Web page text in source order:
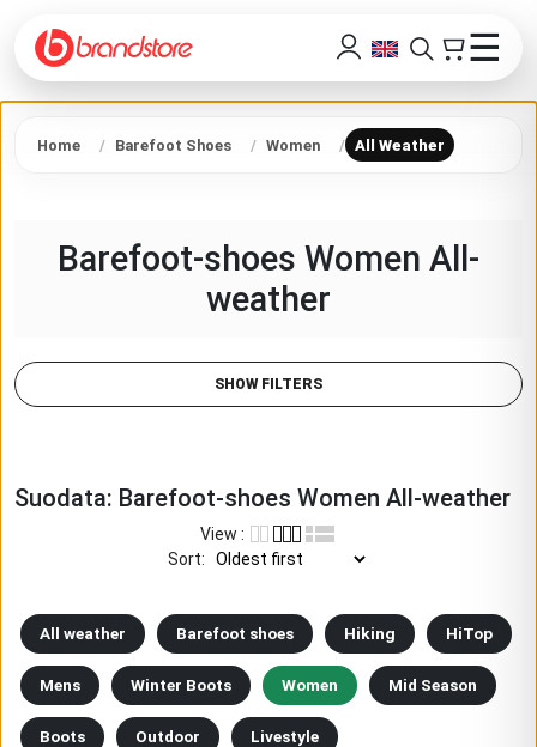
☰
Home Barefoot Shoes Women All Weather
Barefoot-shoes Women All-
weather
SHOW FILTERS
Suodata: Barefoot-shoes Women All-weather
View :
Sort:
All weather Barefoot shoes Hiking HiTop
Mens Winter Boots Women Mid Season
Boots Outdoor Livestyle